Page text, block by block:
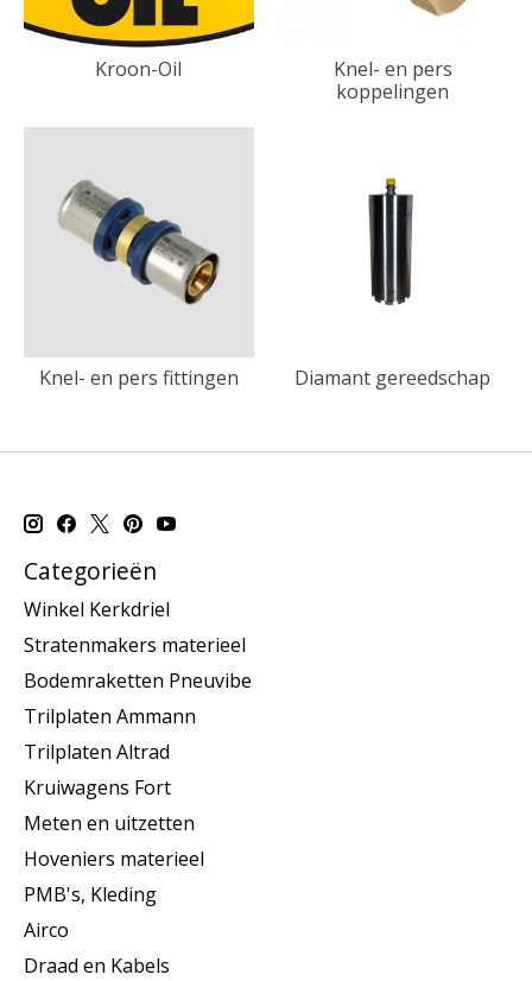
Kroon-Oil
Knel- en pers
koppelingen
Knel- en pers fittingen Diamant gereedschap
Categorieën
Winkel Kerkdriel
Stratenmakers materieel
Bodemraketten Pneuvibe
Trilplaten Ammann
Trilplaten Altrad
Kruiwagens Fort
Meten en uitzetten
Hoveniers materieel
PMB's, Kleding
Airco
Draad en Kabels